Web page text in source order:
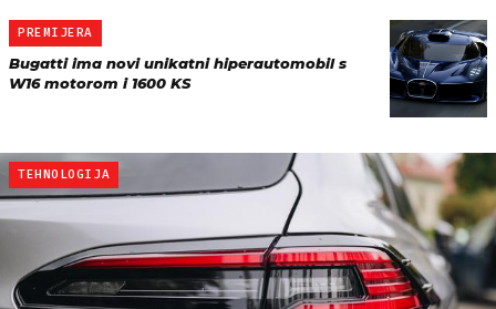
PREMIJERA
Bugatti ima novi unikatni hiperautomobil s
W16 motorom i 1600 KS
TEHNOLOGIJA